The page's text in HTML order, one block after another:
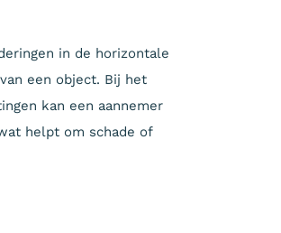
in de horizontale
een object. Bij het
kan een aannemer
helpt om schade of